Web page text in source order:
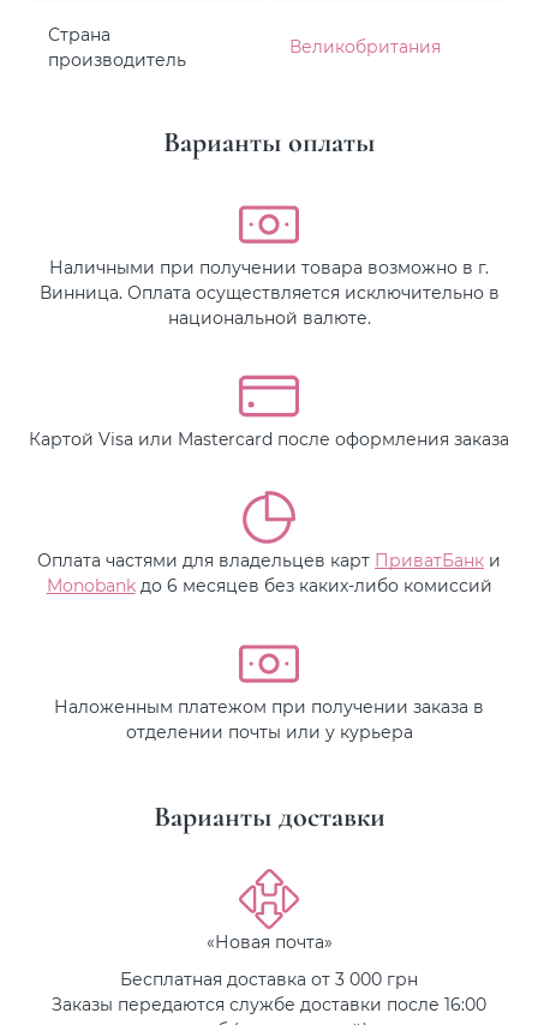
Страна
производитель
Великобритания
Варианты оплаты
Наличными при получении товара возможно в г.
Винница. Оплата осуществляется исключительно в
национальной валюте.
Картой Visa или Mastercard после оформления заказа
Оплата частями для владельцев карт ПриватБанк и
Monobankдо 6 месяцев без каких-либо комиссий
Наложенным платежом при получении заказа в
отделении почты или у курьера
Варианты доставки
«Новая почта»
Бесплатная доставка от 3 000 грн
Заказы передаются службе доставки после 16:00